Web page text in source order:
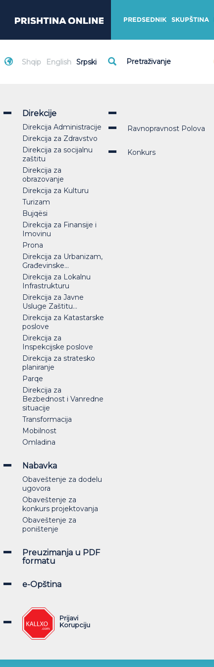
PREDSEDNIK SKUPŠTINA
Shqip English Srpski
Direkcije
Direkcija Administracije
Direkcija za Zdravstvo
Direkcija za socijalnu
zaštitu
Direkcija za
obrazovanje
Direkcija za Kulturu
Turizam
Bujqësi
Direkcija za Finansije i
Imovinu
Prona
Direkcija za Urbanizam,
Građevinske...
Direkcija za Lokalnu
Infrastrukturu
Direkcija za Javne
Usluge Zaštitu...
Direkcija za Katastarske
poslove
Direkcija za
Inspekcijske poslove
Direkcija za stratesko
planiranje
Parqe
Direkcija za
Bezbednost i Vanredne
situacije
Transformacija
Mobilnost
Omladina
Nabavka
Obaveštenje za dodelu
ugovora
Obaveštenje za
konkurs projektovanja
Obaveštenje za
poništenje
Preuzimanja u PDF
formatu
e-Opština
Prijavi
Korupciju
Ravnopravnost Polova
Konkurs